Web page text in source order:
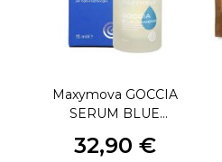
Maxymova GOCCIA
SERUM BLUE
32,90 €